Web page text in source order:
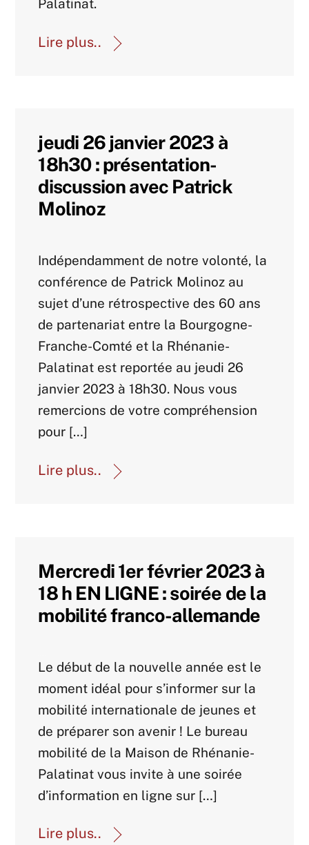
Palatinat.
Lire plus..
jeudi 26 janvier 2023 à
18h30 : présentation-
discussion avec Patrick
Molinoz
Indépendamment de notre volonté, la
conférence de Patrick Molinoz au
sujet d’une rétrospective des 60 ans
de partenariat entre la Bourgogne-
Franche-Comté et la Rhénanie-
Palatinat est reportée au jeudi 26
janvier 2023 à 18h30. Nous vous
remercions de votre compréhension
pour […]
Lire plus..
Mercredi 1er février 2023 à
18 h EN LIGNE : soirée de la
mobilité franco-allemande
Le début de la nouvelle année est le
moment idéal pour s’informer sur la
mobilité internationale de jeunes et
de préparer son avenir ! Le bureau
mobilité de la Maison de Rhénanie-
Palatinat vous invite à une soirée
d’information en ligne sur […]
Lire plus..